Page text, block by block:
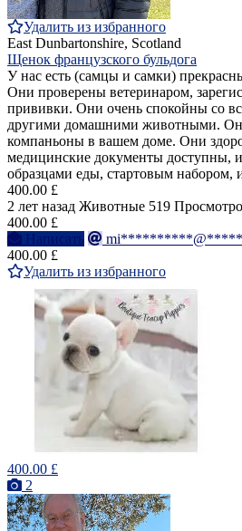
Удалить из избранного
East Dunbartonshire, Scotland
Щенок французского бульдога
У нас есть (самцы и самки)
Они проверены ветеринаром,
прививки. Они очень спокойны со
другими домашними животными.
компаньоны в вашем доме. Они
медицинские документы доступны,
образцами еды, стартовым набором,
400.00 £
2 лет назад Животные 519
400.00 £
Написать
400.00 £
Удалить из избранного
400.00 £
2